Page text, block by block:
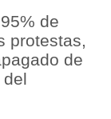
de
protestas,
de